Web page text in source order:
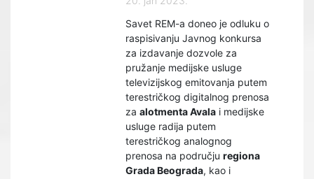
Savet REM-a doneo je odluku o
raspisivanju Javnog konkursa
za izdavanje dozvole za
pružanje medijske usluge
televizijskog emitovanja putem
terestričkog digitalnog prenosa
zaalotmenta Avala i medijske
usluge radija putem
terestričkog analognog
prenosa na područjuregiona
Grada Beograda, kao i